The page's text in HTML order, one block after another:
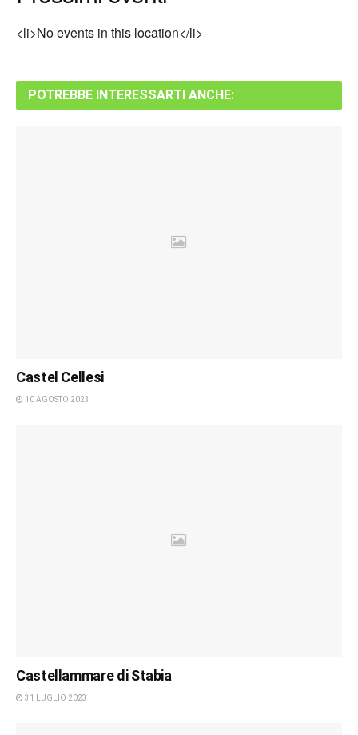
<li>No events in this location</li>
POTREBBE INTERESSARTI ANCHE:
Castel Cellesi
10 AGOSTO 2023
Castellammare di Stabia
31 LUGLIO 2023